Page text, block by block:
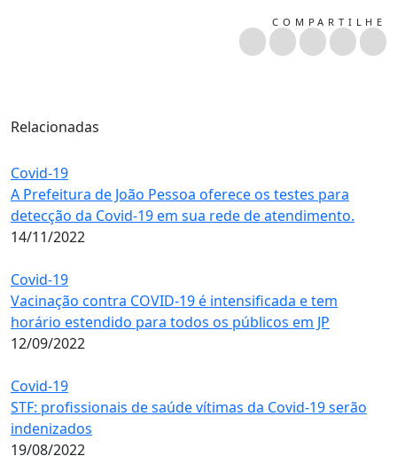
COMPARTILHE
Relacionadas
Covid-19
A Prefeitura de João Pessoa oferece os testes para
detecção da Covid-19 em sua rede de atendimento.
14/11/2022
Covid-19
Vacinação contra COVID-19 é intensificada e tem
horário estendido para todos os públicos em JP
12/09/2022
Covid-19
STF: profissionais de saúde vítimas da Covid-19 serão
indenizados
19/08/2022